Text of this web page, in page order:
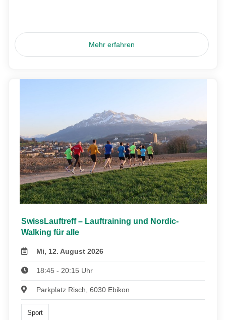
Mehr erfahren
SwissLauftreff – Lauftraining und Nordic-
Walking für alle
Mi, 12. August 2026
18:45 - 20:15 Uhr
Parkplatz Risch, 6030 Ebikon
Sport